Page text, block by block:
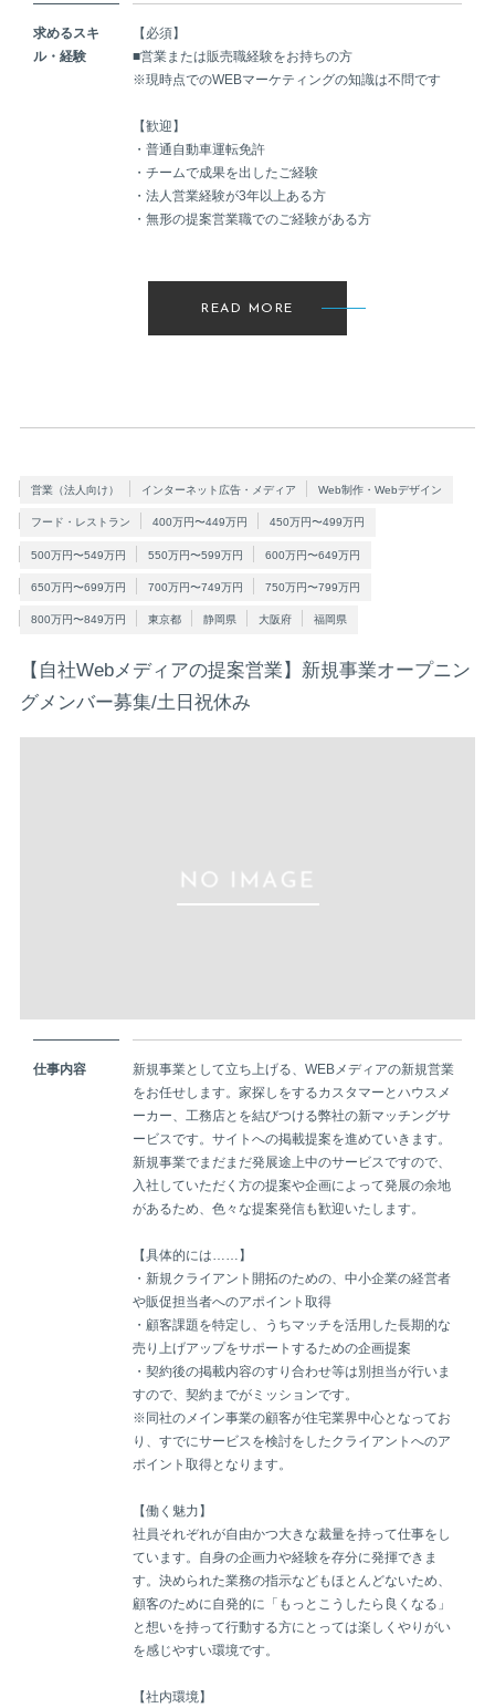
求めるスキ
ル・経験
【必須】
■営業または販売職経験をお持ちの方
※現時点でのWEBマーケティングの知識は不問です
【歓迎】
・普通自動車運転免許
・チームで成果を出したご経験
・法人営業経験が3年以上ある方
・無形の提案営業職でのご経験がある方
READ MORE
営業（法人向け） インターネット広告・メディア Web制作・Webデザイン
フード・レストラン 400万円〜449万円 450万円〜499万円
500万円〜549万円 550万円〜599万円 600万円〜649万円
650万円〜699万円 700万円〜749万円 750万円〜799万円
800万円〜849万円 東京都 静岡県 大阪府 福岡県
【自社Webメディアの提案営業】新規事業オープニン
グメンバー募集/土日祝休み
仕事内容
新規事業として立ち上げる、WEBメディアの新規営業
をお任せします。家探しをするカスタマーとハウスメ
ーカー、工務店とを結びつける弊社の新マッチングサ
ービスです。サイトへの掲載提案を進めていきます。
新規事業でまだまだ発展途上中のサービスですので、
入社していただく方の提案や企画によって発展の余地
があるため、色々な提案発信も歓迎いたします。
【具体的には……】
・新規クライアント開拓のための、中小企業の経営者
や販促担当者へのアポイント取得
・顧客課題を特定し、うちマッチを活用した長期的な
売り上げアップをサポートするための企画提案
・契約後の掲載内容のすり合わせ等は別担当が行いま
すので、契約までがミッションです。
※同社のメイン事業の顧客が住宅業界中心となってお
り、すでにサービスを検討をしたクライアントへのア
ポイント取得となります。
【働く魅力】
社員それぞれが自由かつ大きな裁量を持って仕事をし
ています。自身の企画力や経験を存分に発揮できま
す。決められた業務の指示などもほとんどないため、
顧客のために自発的に「もっとこうしたら良くなる」
と想いを持って行動する方にとっては楽しくやりがい
を感じやすい環境です。
【社内環境】